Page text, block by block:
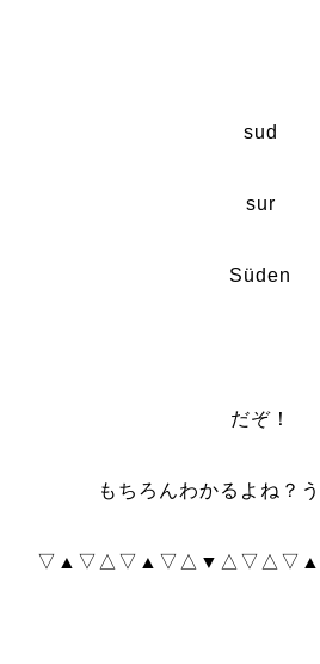
sud
sur
Süden
だぞ！
もちろんわかるよね？